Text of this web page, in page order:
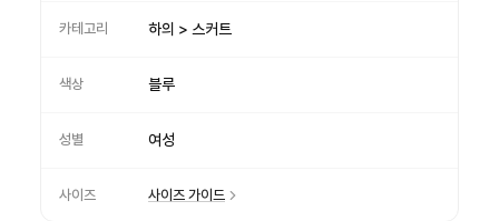
카테고리 하의 > 스커트
색상 블루
성별 여성
사이즈 사이즈 가이드